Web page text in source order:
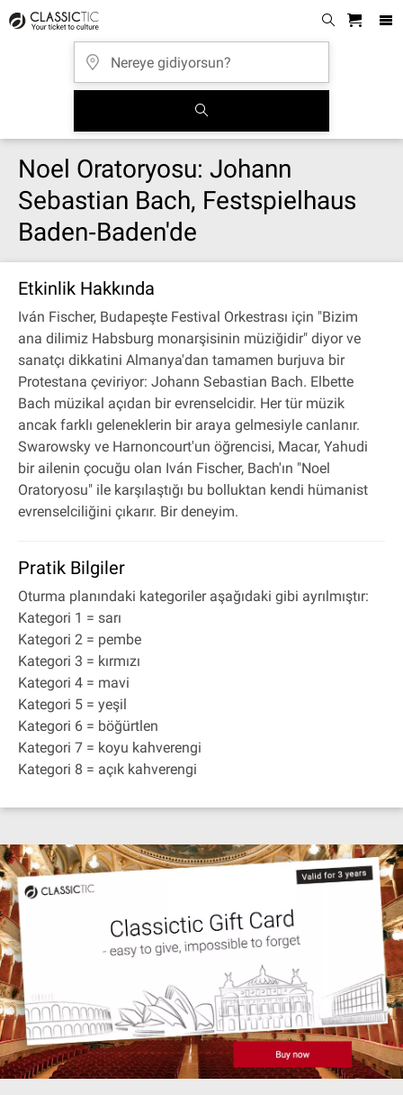
Noel Oratoryosu: Johann
Sebastian Bach, Festspielhaus
Baden‐Baden'de
Etkinlik Hakkında
Iván Fischer, Budapeşte Festival Orkestrası için "Bizim
ana dilimiz Habsburg monarşisinin müziğidir" diyor ve
sanatçı dikkatini Almanya'dan tamamen burjuva bir
Protestana çeviriyor: Johann Sebastian Bach. Elbette
Bach müzikal açıdan bir evrenselcidir. Her tür müzik
ancak farklı geleneklerin bir araya gelmesiyle canlanır.
Swarowsky ve Harnoncourt'un öğrencisi, Macar, Yahudi
bir ailenin çocuğu olan Iván Fischer, Bach'ın "Noel
Oratoryosu" ile karşılaştığı bu bolluktan kendi hümanist
evrenselciliğini çıkarır. Bir deneyim.
Pratik Bilgiler
Oturma planındaki kategoriler aşağıdaki gibi ayrılmıştır:
Kategori 1 = sarı
Kategori 2 = pembe
Kategori 3 = kırmızı
Kategori 4 = mavi
Kategori 5 = yeşil
Kategori 6 = böğürtlen
Kategori 7 = koyu kahverengi
Kategori 8 = açık kahverengi